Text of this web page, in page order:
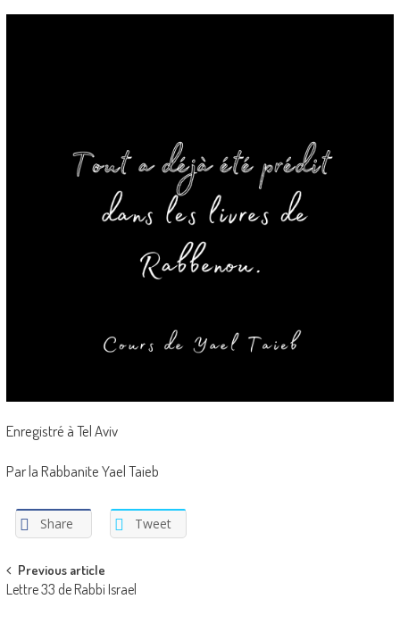
Enregistré à Tel Aviv
Par la Rabbanite Yael Taieb
Share Tweet
Post
navigation
Previous article
Lettre 33 de Rabbi Israel